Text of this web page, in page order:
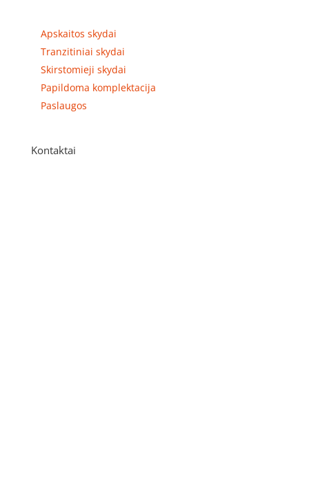
Apskaitos skydai
Tranzitiniai skydai
Skirstomieji skydai
Papildoma komplektacija
Paslaugos
Kontaktai